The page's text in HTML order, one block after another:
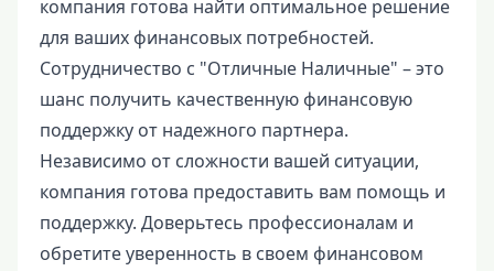
компания готова найти оптимальное решение
для ваших финансовых потребностей.
Сотрудничество с "Отличные Наличные" – это
шанс получить качественную финансовую
поддержку от надежного партнера.
Независимо от сложности вашей ситуации,
компания готова предоставить вам помощь и
поддержку. Доверьтесь профессионалам и
обретите уверенность в своем финансовом